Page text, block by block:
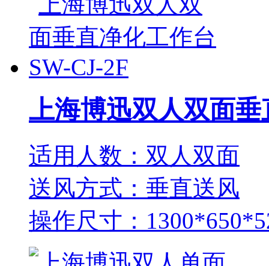
上海博迅双人双面
适用人数：双人双面
送风方式：垂直送风
操作尺寸：